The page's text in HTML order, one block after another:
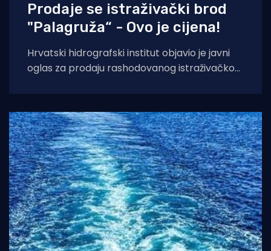
Prodaje se istraživački brod
"Palagruža“ - Ovo je cijena!
Hrvatski hidrografski institut objavio je javni
oglas za prodaju rashodovanog istraživačkog